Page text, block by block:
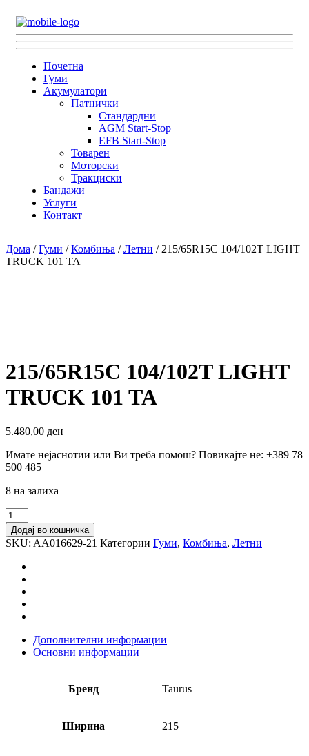
Почетна
Гуми
Акумулатори
Патнички
Стандардни
AGM Start-Stop
EFB Start-Stop
Товарен
Моторски
Тракциски
Бандажи
Услуги
Контакт
Дома /Гуми /Комбиња /Летни / 215/65R15C 104/102T LIGHT
TRUCK 101 TA
215/65R15C 104/102T LIGHT
TRUCK 101 TA
5.480,00 ден
Имате нејаснотии или Ви треба помош? Повикајте не: +389 78
500 485
8 на залиха
215/65R15C
104/102T
LIGHT
TRUCK
количина
Додај во кошничка
SKU: AA016629-21 Категории Гуми, Комбиња, Летни
Дополнителни информации
Основни информации
Бренд Taurus
Ширина 215